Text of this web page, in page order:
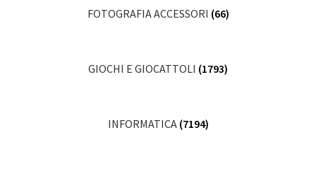
FOTOGRAFIA ACCESSORI (66)
GIOCHI E GIOCATTOLI (1793)
INFORMATICA (7194)